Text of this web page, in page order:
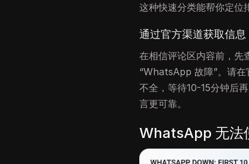
这种快速分类能帮你定位
通过官方渠道获取信
在相信评论区内容前，先
“WhatsApp 故障”。请在
不全，等待10-15分钟后
言更可靠。
WhatsApp 无法